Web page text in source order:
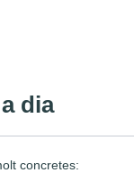
dia
concretes: